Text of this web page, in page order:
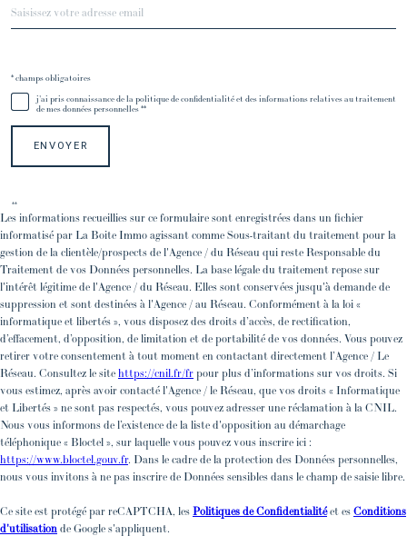
Validation
* champs obligatoires
j'ai pris connaissance de la politique de confidentialité et des informations relatives au traitement
de mes données personnelles **
ENVOYER
**
Les informations recueillies sur ce formulaire sont enregistrées dans un fichier
informatisé par La Boite Immo agissant comme Sous-traitant du traitement pour la
gestion de la clientèle/prospects de l'Agence / du Réseau qui reste Responsable du
Traitement de vos Données personnelles. La base légale du traitement repose sur
l'intérêt légitime de l'Agence / du Réseau. Elles sont conservées jusqu'à demande de
suppression et sont destinées à l'Agence / au Réseau. Conformément à la loi «
informatique et libertés », vous disposez des droits d’accès, de rectification,
d’effacement, d’opposition, de limitation et de portabilité de vos données. Vous pouvez
retirer votre consentement à tout moment en contactant directement l’Agence / Le
Réseau. Consultez le site https://cnil.fr/fr pour plus d’informations sur vos droits. Si
vous estimez, après avoir contacté l'Agence / le Réseau, que vos droits « Informatique
et Libertés » ne sont pas respectés, vous pouvez adresser une réclamation à la CNIL.
Nous vous informons de l’existence de la liste d'opposition au démarchage
téléphonique « Bloctel », sur laquelle vous pouvez vous inscrire ici :
https://www.bloctel.gouv.fr. Dans le cadre de la protection des Données personnelles,
nous vous invitons à ne pas inscrire de Données sensibles dans le champ de saisie libre.
Ce site est protégé par reCAPTCHA, les Politiques de Confidentialitéet es Conditions
d'utilisation de Google s'appliquent.